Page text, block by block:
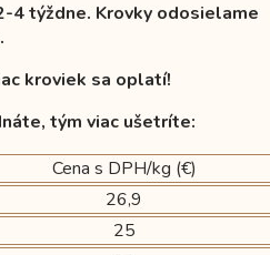
4 týždne. Krovky odosielame
kroviek sa oplatí!
tým viac ušetríte:
Cena s DPH/kg (€)
26,9
25